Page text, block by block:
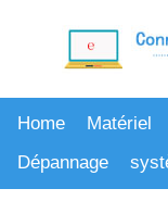
Home Matériel
Dépannage